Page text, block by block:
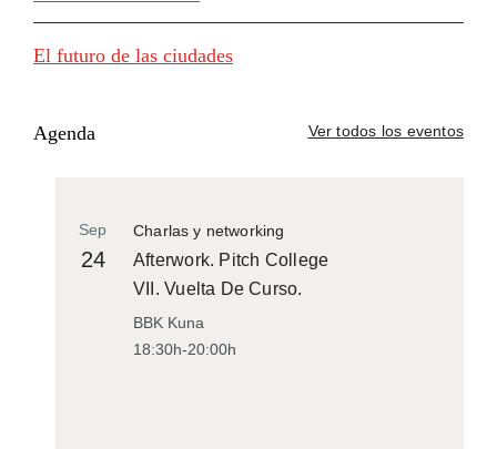
El futuro de las ciudades
Agenda Ver todos los eventos
Charlas y networking
Sep
24
Afterwork. Pitch College
VII. Vuelta De Curso.
BBK Kuna
18:30h-20:00h